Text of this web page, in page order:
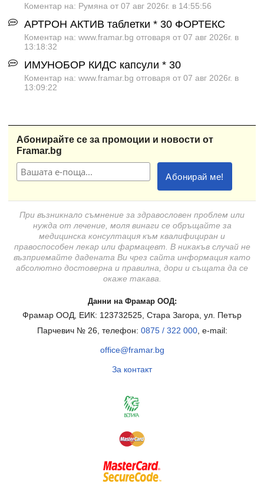
Коментар на: Румяна от 07 авг 2026г. в 14:55:56
АРТРОН АКТИВ таблетки * 30 ФОРТЕКС
Коментар на: www.framar.bg отговаря от 07 авг 2026г. в
13:18:32
ИМУНОБОР КИДС капсули * 30
Коментар на: www.framar.bg отговаря от 07 авг 2026г. в
13:09:22
Абонирайте се за промоции и новости от
Framar.bg
При възникнало съмнение за здравословен проблем или
нужда от лечение, моля винаги се обръщайте за
медицинска консултация към квалифициран и
правоспособен лекар или фармацевт. В никакъв случай не
възприемайте дадената Ви чрез сайта информация като
абсолютно достоверна и правилна, дори и същата да се
окаже такава.
Данни на Фрамар ООД:
Фрамар ООД, ЕИК: 123732525, Стара Загора, ул. Петър
Парчевич № 26, телефон: 0875 / 322 000, e-mail:
office@framar.bg
За контакт